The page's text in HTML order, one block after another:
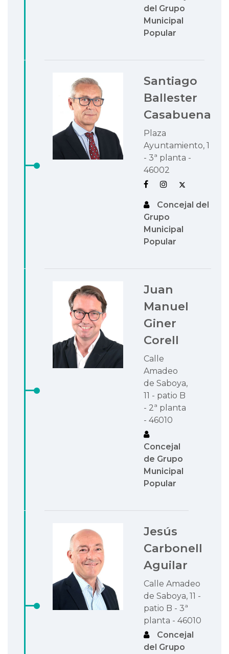
del Grupo
Municipal
Popular
Santiago
Ballester
Casabuena
Plaza
Ayuntamiento, 1
- 3ª planta -
46002
Concejal del
Grupo
Municipal
Popular
Juan
Manuel
Giner
Corell
Calle
Amadeo
de Saboya,
11 - patio B
- 2ª planta
- 46010
Concejal
de Grupo
Municipal
Popular
Jesús
Carbonell
Aguilar
Calle Amadeo
de Saboya, 11 -
patio B - 3ª
planta - 46010
Concejal
del Grupo